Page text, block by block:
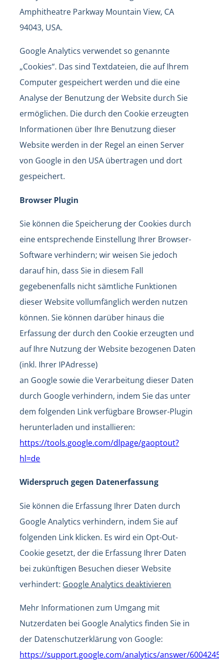
Amphitheatre Parkway Mountain View, CA
94043, USA.
Google Analytics verwendet so genannte
„Cookies“. Das sind Textdateien, die auf Ihrem
Computer gespeichert werden und die eine
Analyse der Benutzung der Website durch Sie
ermöglichen. Die durch den Cookie erzeugten
Informationen über Ihre Benutzung dieser
Website werden in der Regel an einen Server
von Google in den USA übertragen und dort
gespeichert.
Browser Plugin
Sie können die Speicherung der Cookies durch
eine entsprechende Einstellung Ihrer Browser-
Software verhindern; wir weisen Sie jedoch
darauf hin, dass Sie in diesem Fall
gegebenenfalls nicht sämtliche Funktionen
dieser Website vollumfänglich werden nutzen
können. Sie können darüber hinaus die
Erfassung der durch den Cookie erzeugten und
auf Ihre Nutzung der Website bezogenen Daten
(inkl. Ihrer IPAdresse)
an Google sowie die Verarbeitung dieser Daten
durch Google verhindern, indem Sie das unter
dem folgenden Link verfügbare Browser-Plugin
herunterladen und installieren:
https://tools.google.com/dlpage/gaoptout?
hl=de
Widerspruch gegen Datenerfassung
Sie können die Erfassung Ihrer Daten durch
Google Analytics verhindern, indem Sie auf
folgenden Link klicken. Es wird ein Opt-Out-
Cookie gesetzt, der die Erfassung Ihrer Daten
bei zukünftigen Besuchen dieser Website
verhindert: Google Analytics deaktivieren
Mehr Informationen zum Umgang mit
Nutzerdaten bei Google Analytics finden Sie in
der Datenschutzerklärung von Google:
https://support.google.com/analytics/answer/